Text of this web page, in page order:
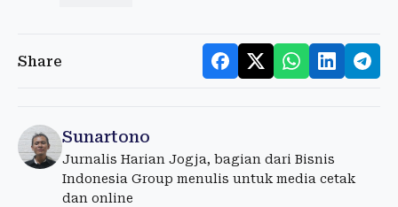
Share
Sunartono
Jurnalis Harian Jogja, bagian dari Bisnis
Indonesia Group menulis untuk media cetak
dan online